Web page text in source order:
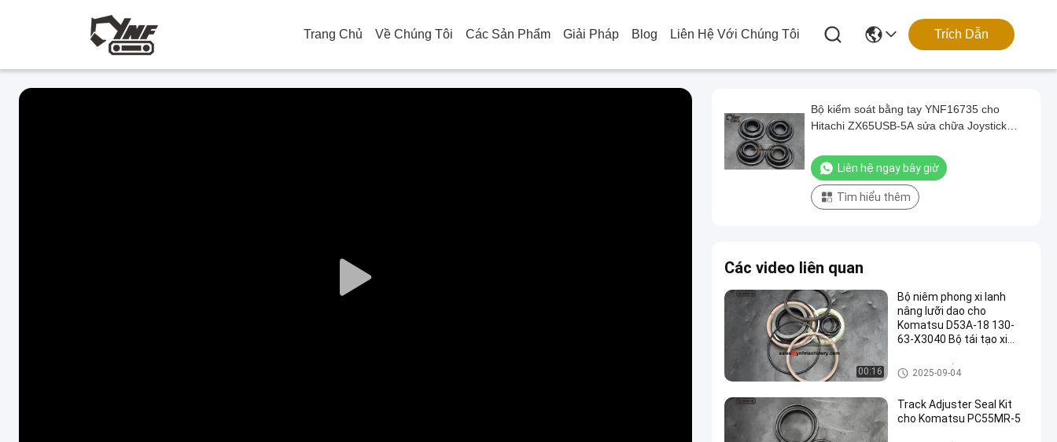
Trang Chủ Về Chúng Tôi Các Sản Phẩm Giải Pháp Blog Liên Hệ Với Chúng Tôi Trích Dẫn
Play
Bộ kiểm soát bằng tay YNF16735 cho
Hitachi ZX65USB-5A sửa chữa Joystick
Liên hệ ngay bây giờ
Tìm hiểu thêm
Các video liên quan
00:16
Bộ niêm phong xi lanh
nâng lưỡi dao cho
Komatsu D53A-18 130-
63-X3040 Bộ tái tạo xi
Máy đóng dấu
2025-09-04
Track Adjuster Seal Kit
cho Komatsu PC55MR-5